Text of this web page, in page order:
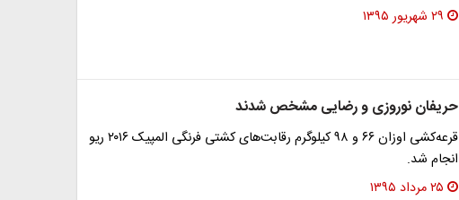
۲۹ شهریور ۱۳۹۵
حریفان نوروزی و رضایی مشخص شدند
قرعه‌کشی اوزان ۶۶ و ۹۸ کیلوگرم رقابت‌های کشتی فرنگی المپیک ۲۰۱۶ ریو
انجام شد.
۲۵ مرداد ۱۳۹۵